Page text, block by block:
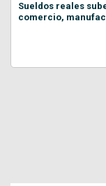
Sueldos reales
comercio,